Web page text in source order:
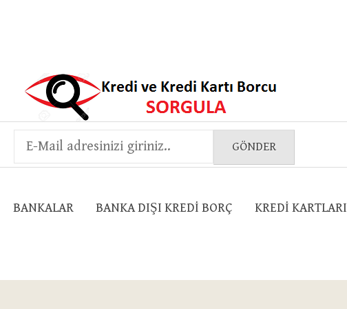
BANKALAR BANKA DIŞI KREDI BORÇ KREDI KARTLARI